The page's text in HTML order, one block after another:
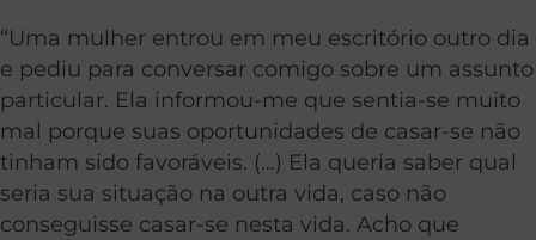
“Uma mulher entrou em meu escritório outro dia
e pediu para conversar comigo sobre um assunto
particular. Ela informou-me que sentia-se muito
mal porque suas oportunidades de casar-se não
tinham sido favoráveis. (…) Ela queria saber qual
seria sua situação na outra vida, caso não
conseguisse casar-se nesta vida. Acho que